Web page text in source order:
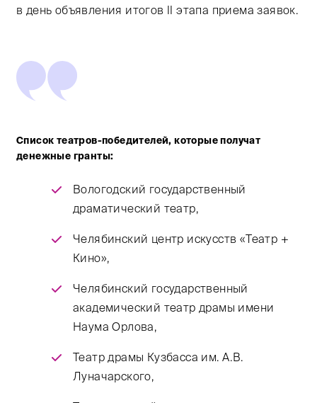
в день объявления итогов II этапа приема заявок.
Список театров-победителей, которые получат
денежные гранты:
Вологодский государственный
драматический театр,
Челябинский центр искусств «Театр +
Кино»,
Челябинский государственный
академический театр драмы имени
Наума Орлова,
Театр драмы Кузбасса им. А.В.
Луначарского,